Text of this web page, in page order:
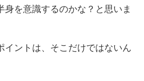
身を意識するのかな？と思いま
イントは、そこだけではないん